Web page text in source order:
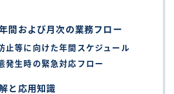
間および月次の業務フロー
止等に向けた年間スケジュール
発生時の緊急対応フロー
と応用知識